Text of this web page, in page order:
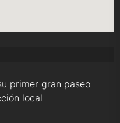
primer gran paseo
local